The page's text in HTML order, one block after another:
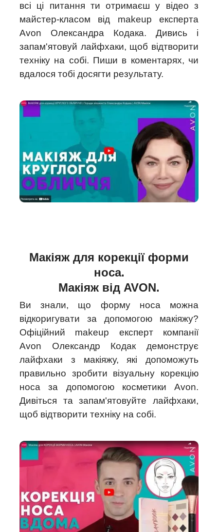
всі ці питання ти отримаєш у відео з
майстер-класом від makeup експерта
Avon Олександра Кодака. Дивись і
запам'ятовуй лайфхаки, щоб відтворити
техніку на собі. Пиши в коментарях, чи
вдалося тобі досягти результату.
Макіяж для корекції форми
носа.
Макіяж від AVON.
Ви знали, що форму носа можна
відкоригувати за допомогою макіяжу?
Офіційний makeup експерт компанії
Avon Олександр Кодак демонструє
лайфхаки з макіяжу, які допоможуть
правильно зробити візуальну корекцію
носа за допомогою косметики Avon.
Дивіться та запам'ятовуйте лайфхаки,
щоб відтворити техніку на собі.